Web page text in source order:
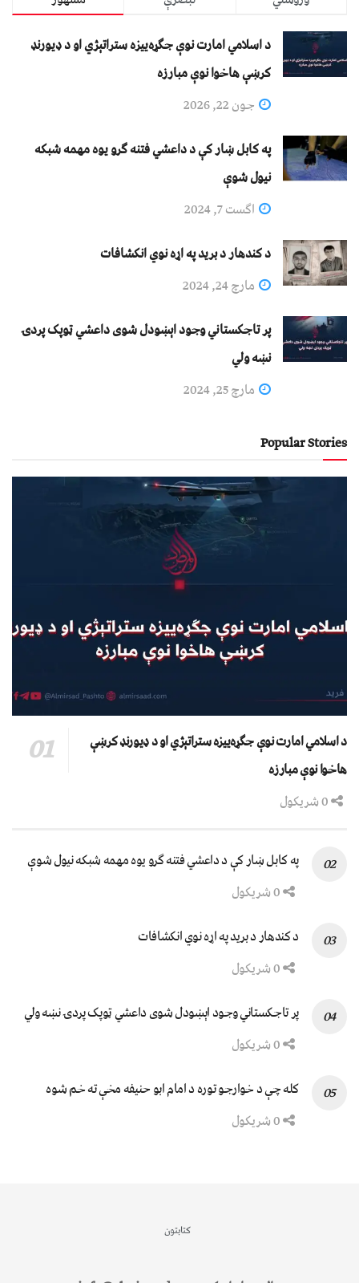
د اسلامي امارت نوې جګړه‌ییزه ستراتېژي او د ډیورنډ
کرښې هاخوا نوې مبارزه
جون 22, 2026
په کابل ښار کې د داعشي فتنه ګرو يوه مهمه شبکه
نيول شوې
اگست 7, 2024
د کندهار د برید په اړه نوي انکشافات
مارچ 24, 2024
پر تاجکستاني وجود اېښودل شوی داعشي ټوپک پردۍ
نښه ولي
مارچ 25, 2024
Popular Stories
د اسلامي امارت نوې جګړه‌ییزه ستراتېژي او د ډیورنډ کرښې
هاخوا نوې مبارزه
په کابل ښار کې د داعشي فتنه ګرو يوه مهمه شبکه نيول شوې
د کندهار د برید په اړه نوي انکشافات
پر تاجکستاني وجود اېښودل شوی داعشي ټوپک پردۍ نښه ولي
کله چې د خوارجو توره د امام ابو حنیفه مخې ته خم شوه
کتابتون